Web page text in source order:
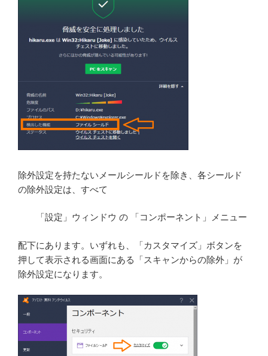
除外設定を持たないメールシールドを除き、各シールド
の除外設定は、すべて
「設定」ウィンドウ の 「コンポーネント」メニュー
配下にあります。いずれも、「カスタマイズ」ボタンを
押して表示される画面にある「スキャンからの除外」が
除外設定になります。